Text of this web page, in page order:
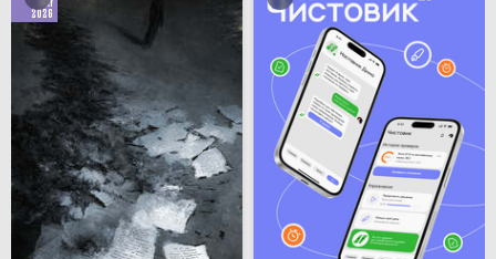
2026